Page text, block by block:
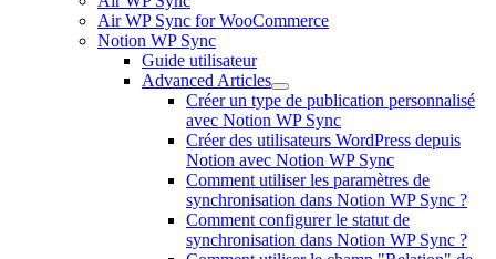
Air WP Sync for WooCommerce
Notion WP Sync
Guide utilisateur
Advanced Articles
Créer un type de publication personnalisé
avec Notion WP Sync
Créer des utilisateurs WordPress depuis
Notion avec Notion WP Sync
Comment utiliser les paramètres de
synchronisation dans Notion WP Sync ?
Comment configurer le statut de
synchronisation dans Notion WP Sync ?